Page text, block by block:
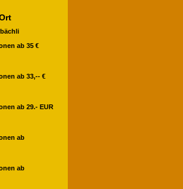
ab 35 €
ab 33,-- €
ab 29.- EUR
ab
ab